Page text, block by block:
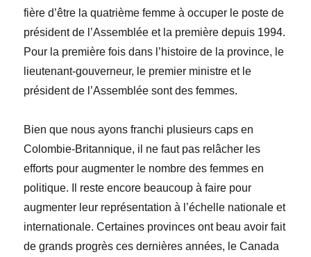
fière d’être la quatrième femme à occuper le poste de
président de l’Assemblée et la première depuis 1994.
Pour la première fois dans l’histoire de la province, le
lieutenant-gouverneur, le premier ministre et le
président de l’Assemblée sont des femmes.
Bien que nous ayons franchi plusieurs caps en
Colombie-Britannique, il ne faut pas relâcher les
efforts pour augmenter le nombre des femmes en
politique. Il reste encore beaucoup à faire pour
augmenter leur représentation à l’échelle nationale et
internationale. Certaines provinces ont beau avoir fait
de grands progrès ces dernières années, le Canada